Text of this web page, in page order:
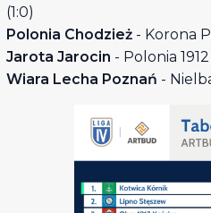
(1:0)
Polonia Chodzież- Korona
Jarota Jarocin - Polonia 1912
Wiara Lecha Poznań -